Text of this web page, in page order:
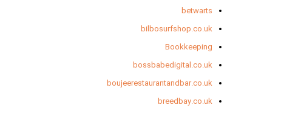
betwarts
bilbosurfshop.co.uk
Bookkeeping
bossbabedigital.co.uk
boujeerestaurantandbar.co.uk
breedbay.co.uk